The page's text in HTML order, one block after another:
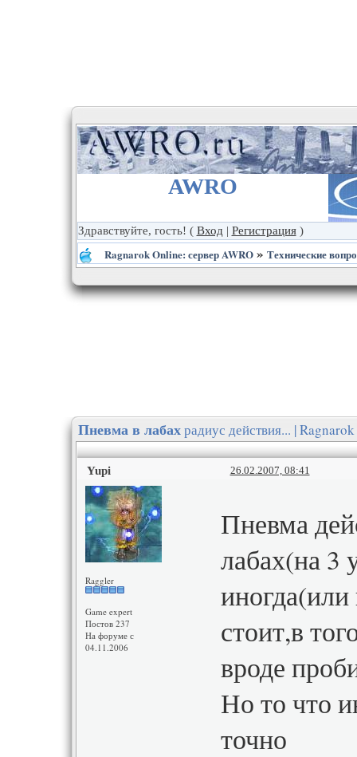
AWRO
Здравствуйте, гость! ( Вход | Регистрация)
Ragnarok Online: сервер AWRO» Технические
Пневма в лабахрадиус действия... |
Yupi 26.02.2007, 08:41
Raggler
Game expert
Постов 237
На форуме с
04.11.2006
Пневма
лабах(на 3
иногда(или
стоит,в
вроде
Но то что
точно